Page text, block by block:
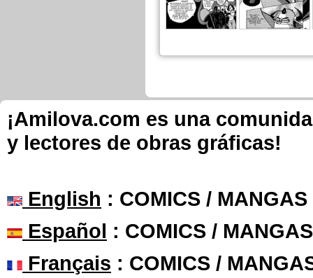
¡Amilova.com es una
y lectores de obras gráficas!
English : COMICS /
Español : COMICS /
Français : COMICS /